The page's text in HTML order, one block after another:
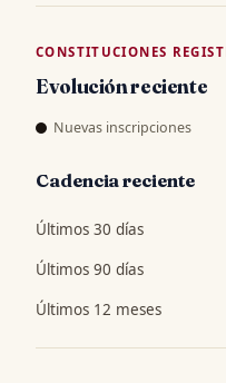
CONSTITUCIONES
Evolución reciente
Nuevas inscripciones
Cadencia reciente
Últimos 30 días
Últimos 90 días
Últimos 12 meses